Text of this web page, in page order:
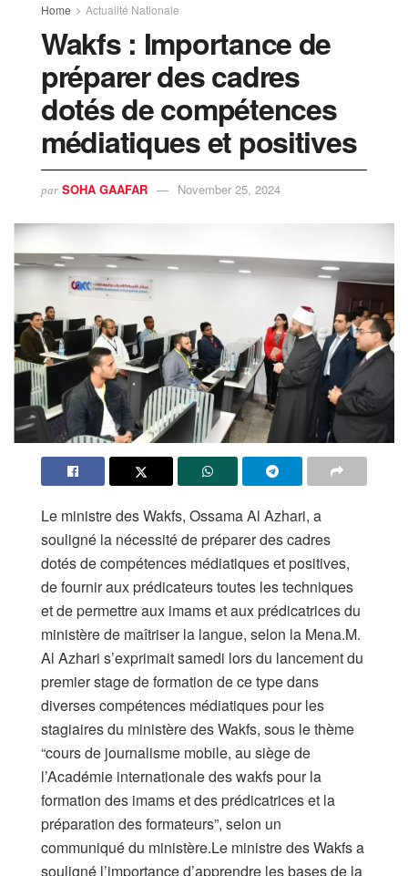
Home Actualité Nationale
Wakfs : Importance de
préparer des cadres
dotés de compétences
médiatiques et positives
par SOHA GAAFAR November 25, 2024
Le ministre des Wakfs, Ossama Al Azhari, a
souligné la nécessité de préparer des cadres
dotés de compétences médiatiques et positives,
de fournir aux prédicateurs toutes les techniques
et de permettre aux imams et aux prédicatrices du
ministère de maîtriser la langue, selon la Mena.M.
Al Azhari s’exprimait samedi lors du lancement du
premier stage de formation de ce type dans
diverses compétences médiatiques pour les
stagiaires du ministère des Wakfs, sous le thème
“cours de journalisme mobile, au siège de
l’Académie internationale des wakfs pour la
formation des imams et des prédicatrices et la
préparation des formateurs”, selon un
communiqué du ministère.Le ministre des Wakfs a
souligné l’importance d’apprendre les bases de la